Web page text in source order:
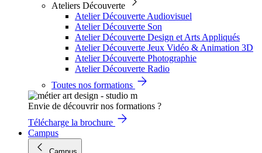
Ateliers Découverte
Atelier Découverte Audiovisuel
Atelier Découverte Son
Atelier Découverte Design et Arts Appliqués
Atelier Découverte Jeux Vidéo & Animation 3D
Atelier Découverte Photographie
Atelier Découverte Radio
Toutes nos formations
Envie de découvrir nos formations ?
Télécharge la brochure
Campus